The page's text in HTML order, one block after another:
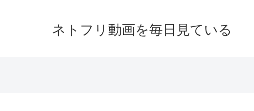
ネトフリ動画を毎日見ている